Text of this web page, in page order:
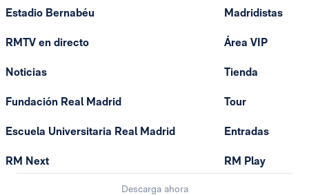
Estadio Bernabéu
RMTV en directo
Noticias
Fundación Real Madrid
Escuela Universitaria Real Madrid
RM Next
Madridistas
Área VIP
Tienda
Tour
Entradas
RM Play
Descarga ahora